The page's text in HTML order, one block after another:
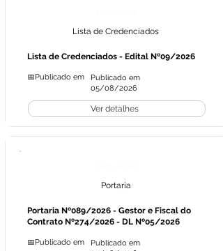
Lista de Credenciados
Lista de Credenciados - Edital Nº09/2026
📅Publicado em
Publicado em
05/08/2026
Ver detalhes
Portaria
Portaria Nº089/2026 - Gestor e Fiscal do
Contrato Nº274/2026 - DL Nº05/2026
📅Publicado em
Publicado em